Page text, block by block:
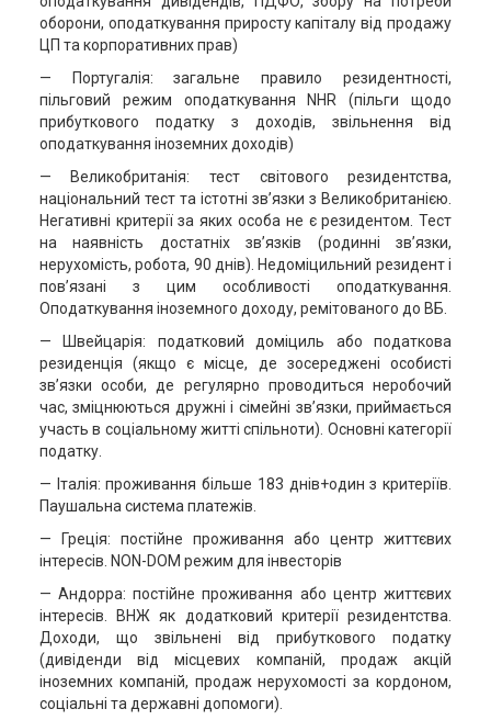
оборони, оподаткування приросту капіталу від продажу
ЦП та корпоративних прав)
— Португалія: загальне правило резидентності,
пільговий режим оподаткування NHR (пільги щодо
прибуткового податку з доходів, звільнення від
оподаткування іноземних доходів)
— Великобританія: тест світового резидентства,
національний тест та істотні зв’язки з Великобританією.
Негативні критерії за яких особа не є резидентом. Тест
на наявність достатніх зв’язків (родинні зв’язки,
нерухомість, робота, 90 днів). Недоміцильний резидент і
пов’язані з цим особливості оподаткування.
Оподаткування іноземного доходу, ремітованого до ВБ.
— Швейцарія: податковий доміциль або податкова
резиденція (якщо є місце, де зосереджені особисті
зв’язки особи, де регулярно проводиться неробочий
час, зміцнюються дружні і сімейні зв’язки, приймається
участь в соціальному житті спільноти). Основні категорії
податку.
— Італія: проживання більше 183 днів+один з критеріїв.
Паушальна система платежів.
— Греція: постійне проживання або центр життєвих
інтересів. NON-DOM режим для інвесторів
— Андорра: постійне проживання або центр життєвих
інтересів. ВНЖ як додатковий критерії резидентства.
Доходи, що звільнені від прибуткового податку
(дивіденди від місцевих компаній, продаж акцій
іноземних компаній, продаж нерухомості за кордоном,
соціальні та державні допомоги).